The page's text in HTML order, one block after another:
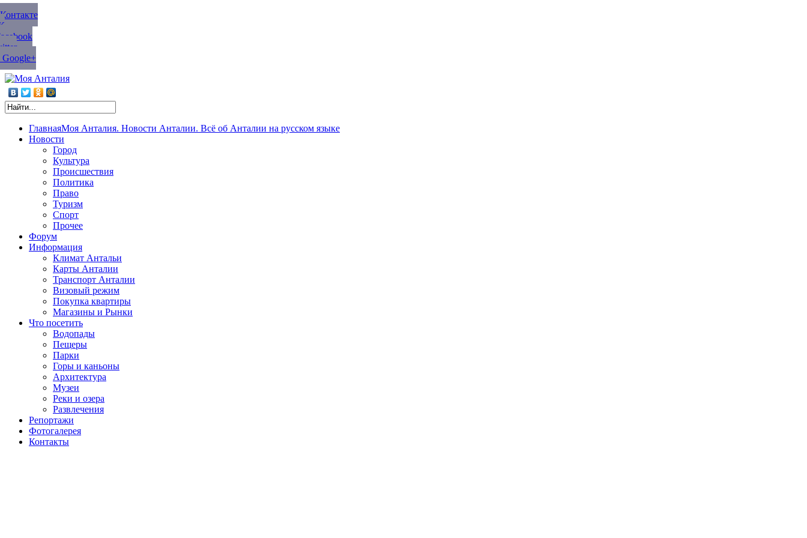
ГлавнаяМоя Анталия. Новости Анталии. Всё об Анталии на русском языке
Новости
Город
Культура
Происшествия
Политика
Право
Туризм
Спорт
Прочее
Форум
Информация
Климат Антальи
Карты Анталии
Транспорт Анталии
Визовый режим
Покупка квартиры
Магазины и Рынки
Что посетить
Водопады
Пещеры
Парки
Горы и каньоны
Архитектура
Музеи
Реки и озера
Развлечения
Репортажи
Фотогалерея
Контакты